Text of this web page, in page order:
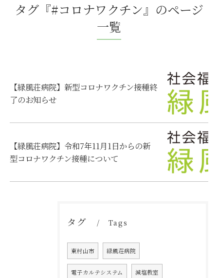
タグ『#コロナワクチン』のページ
一覧
【緑風荘病院】新型コロナワクチン接種終
了のお知らせ
【緑風荘病院】令和7年11月1日からの新
型コロナワクチン接種について
タグ Tags
東村山市 緑風荘病院
電子カルテシステム 減塩教室